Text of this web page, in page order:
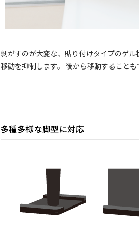
剝がすのが大変な、貼り付けタイプのゲ
移動を抑制します。 後から移動することも
多種多様な脚型に対応